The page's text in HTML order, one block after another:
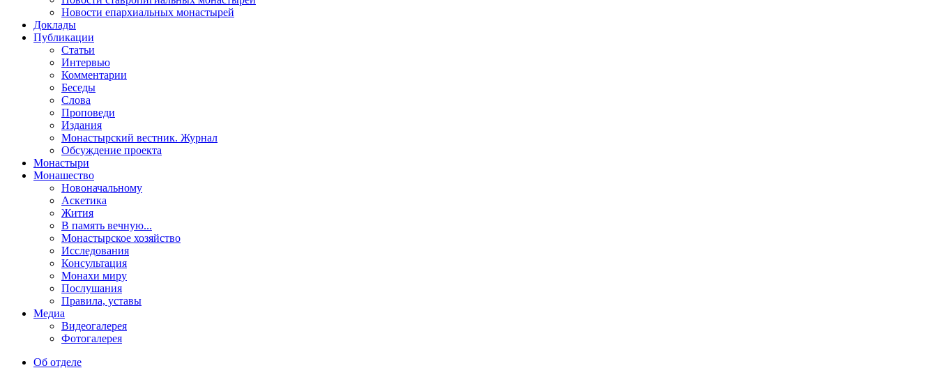
Новости епархиальных монастырей
Доклады
Публикации
Статьи
Интервью
Комментарии
Беседы
Слова
Проповеди
Издания
Монастырский вестник. Журнал
Обсуждение проекта
Монастыри
Монашество
Новоначальному
Аскетика
Жития
В память вечную...
Монастырское хозяйство
Исследования
Консультация
Монахи миру
Послушания
Правила, уставы
Медиа
Видеогалерея
Фотогалерея
Об отделе